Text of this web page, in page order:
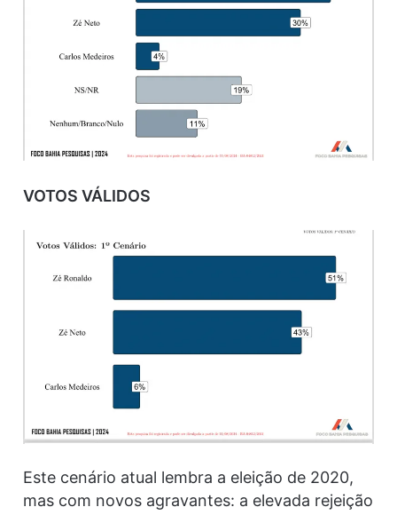
VOTOS VÁLIDOS
Este cenário atual lembra a eleição de 2020,
mas com novos agravantes: a elevada rejeição